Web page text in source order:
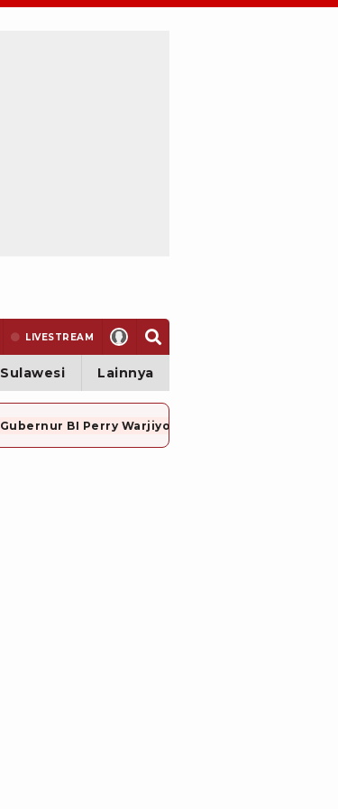
LIVESTREAM
Sulawesi Lainnya
Gubernur BI Perry Warjiyo Mundur